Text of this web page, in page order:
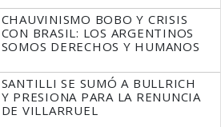
CHAUVINISMO BOBO Y CRISIS
CON BRASIL: LOS ARGENTINOS
SOMOS DERECHOS Y HUMANOS
SANTILLI SE SUMÓ A BULLRICH
Y PRESIONA PARA LA RENUNCIA
DE VILLARRUEL